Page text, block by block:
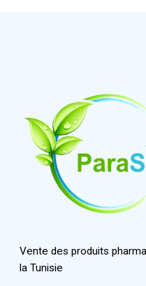
Vente des produits
la Tunisie